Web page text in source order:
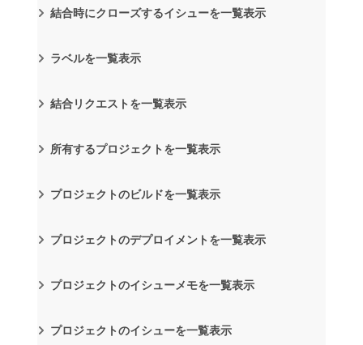
結合時にクローズするイシューを一覧表示
ラベルを一覧表示
結合リクエストを一覧表示
所有するプロジェクトを一覧表示
プロジェクトのビルドを一覧表示
プロジェクトのデプロイメントを一覧表示
プロジェクトのイシューメモを一覧表示
プロジェクトのイシューを一覧表示